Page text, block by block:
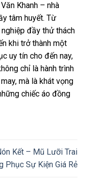
Khanh – nhà
tâm huyết. Từ
đầy thử thách
khi trở thành một
uy tín cho đến nay,
chỉ là hành trình
mà là khát vọng
chiếc áo đồng
Kết – Mũ Lưỡi Trai
Phục Sự Kiện Giá Rẻ